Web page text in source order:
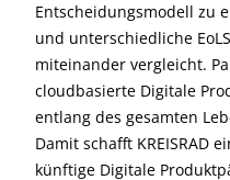
Entscheidungsmodell zu
und unterschiedliche
miteinander vergleicht.
cloudbasierte Digitale
entlang des gesamten
Damit schafft KREISRAD
künftige Digitale